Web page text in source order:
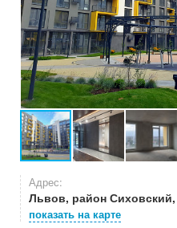
Адрес:
Львов, район
показать на карте